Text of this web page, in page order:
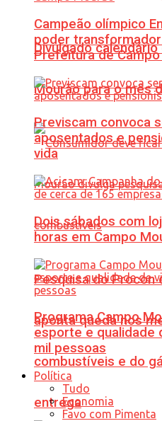
Divulgado
Mourão para o mês
Pesquisa do Procon
aponta queda nos
combustíveis e do
entrega
Campeão olímpico
poder
Prefeitura de
Previscam convoca
aposentados e
vida
Dois sábados com
horas em Campo
Programa Campo
esporte e qualidade
mil pessoas
Política
Tudo
Economia
Favo com Pimenta